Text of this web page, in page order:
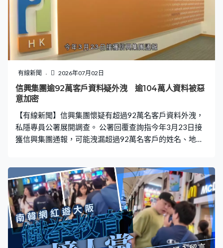
有線新聞 2026年07月02日
信興集團逾92萬客戶資料疑外洩 逾104萬人資料被惡
意加密
【有線新聞】信興集團懷疑有超過92萬名客戶資料外洩，
私隱專員公署展開調查。 公署回覆查詢指今年3月23日接
獲信興集團通報，可能洩漏超過92萬名客戶的姓名、地
萬名客戶個人資料被惡意加密。 私隱專員公署正調查事
件，呼籲可能受影響人士考慮更改網上帳戶密碼，啟用多
重認證功能，留意個人電郵或帳戶並審視銀行月結單，以
確定有否不尋常的記錄。